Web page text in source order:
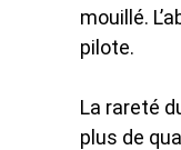
mouillé.
pilote.
La rareté
plus de